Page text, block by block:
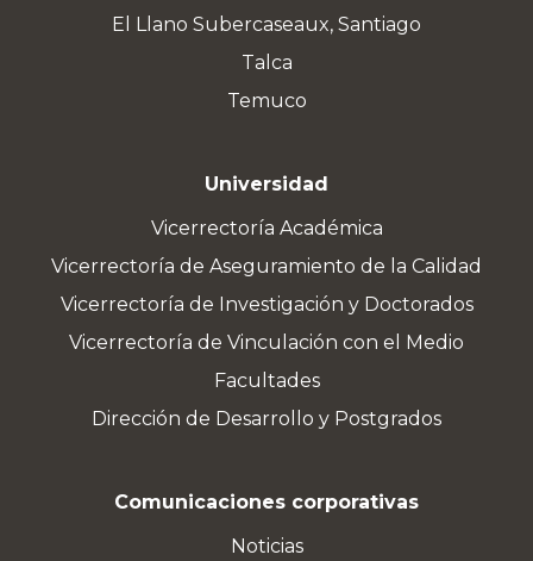
El Llano Subercaseaux, Santiago
Talca
Temuco
Universidad
Vicerrectoría Académica
Vicerrectoría de Aseguramiento de la Calidad
Vicerrectoría de Investigación y Doctorados
Vicerrectoría de Vinculación con el Medio
Facultades
Dirección de Desarrollo y Postgrados
Comunicaciones corporativas
Noticias